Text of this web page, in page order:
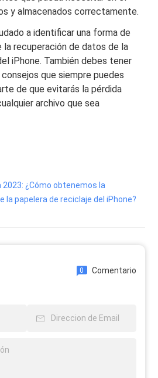
y almacenados correctamente.
a identificar una forma de
la recuperación de datos de la
iPhone. También debes tener
que siempre puedes
de que evitarás la pérdida
archivo que sea
2023: ¿Cómo obtenemos la
la papelera de reciclaje del iPhone?
0 Comentario